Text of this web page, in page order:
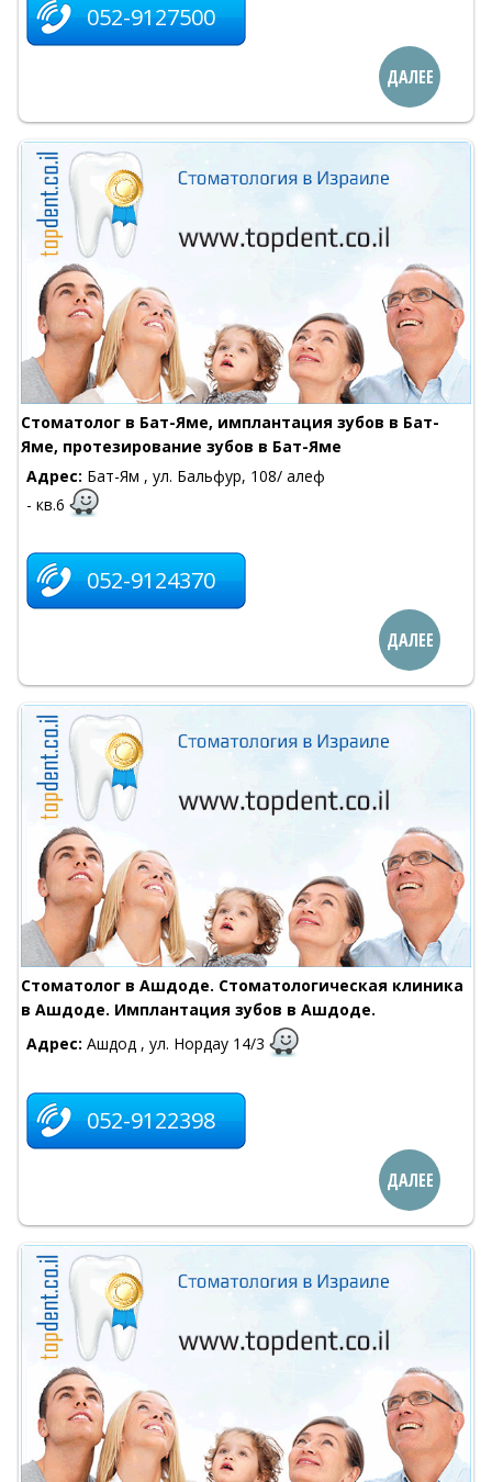
052-9127500
ДАЛЕЕ
Cтоматолог в Бат-Яме, имплантация зубов в Бат-
Яме, протезирование зубов в Бат-Яме
Адрес: Бат-Ям , ул. Бальфур, 108/ алеф
- кв.6
052-9124370
ДАЛЕЕ
Стоматолог в Ашдоде. Стоматологическая клиника
в Ашдоде. Имплантация зубов в Ашдоде.
Адрес: Ашдод , ул. Нордау 14/3
052-9122398
ДАЛЕЕ